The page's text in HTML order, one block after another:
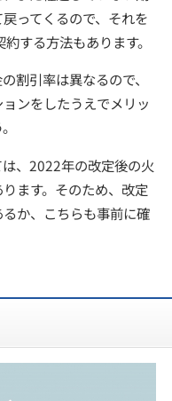
ってくるので、それを
する方法もあります。
割引率は異なるので、
ンをしたうえでメリッ
、2022年の改定後の火
ます。そのため、改定
か、こちらも事前に確